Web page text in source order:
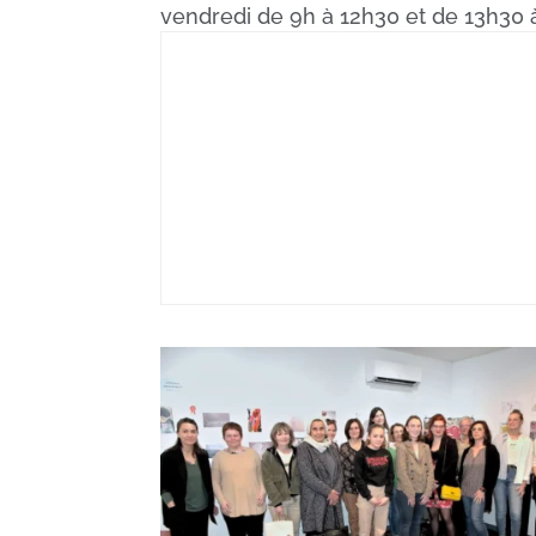
vendredi de 9h à 12h30 et de 13h30